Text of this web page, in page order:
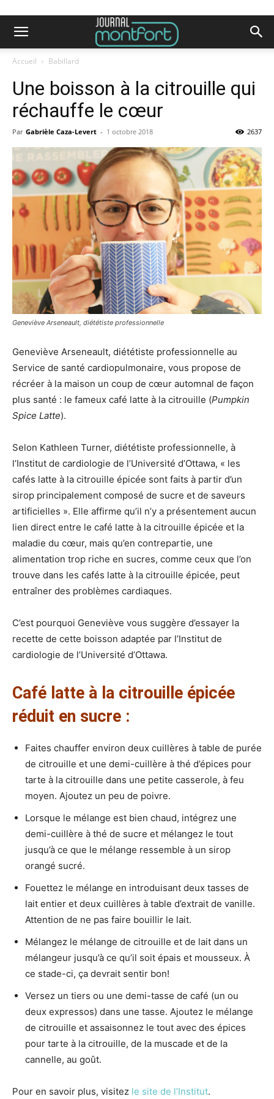
Accueil Babillard
Une boisson à la citrouille qui
réchauffe le cœur
Par Gabrièle Caza-Levert - 1 octobre 2018 2637
Geneviève Arseneault, diététiste professionnelle
Geneviève Arseneault, diététiste professionnelle au
Service de santé cardiopulmonaire, vous propose de
récréer à la maison un coup de cœur automnal de façon
plus santé : le fameux café latte à la citrouille (Pumpkin
Spice Latte).
Selon Kathleen Turner, diététiste professionnelle, à
l’Institut de cardiologie de l’Université d’Ottawa, « les
cafés latte à la citrouille épicée sont faits à partir d’un
sirop principalement composé de sucre et de saveurs
artificielles ». Elle affirme qu’il n’y a présentement aucun
lien direct entre le café latte à la citrouille épicée et la
maladie du cœur, mais qu’en contrepartie, une
alimentation trop riche en sucres, comme ceux que l’on
trouve dans les cafés latte à la citrouille épicée, peut
entraîner des problèmes cardiaques.
C’est pourquoi Geneviève vous suggère d’essayer la
recette de cette boisson adaptée par l’Institut de
cardiologie de l’Université d’Ottawa.
Café latte à la citrouille épicée
réduit en sucre :
Faites chauffer environ deux cuillères à table de purée
de citrouille et une demi-cuillère à thé d’épices pour
tarte à la citrouille dans une petite casserole, à feu
moyen. Ajoutez un peu de poivre.
Lorsque le mélange est bien chaud, intégrez une
demi-cuillère à thé de sucre et mélangez le tout
jusqu’à ce que le mélange ressemble à un sirop
orangé sucré.
Fouettez le mélange en introduisant deux tasses de
lait entier et deux cuillères à table d’extrait de vanille.
Attention de ne pas faire bouillir le lait.
Mélangez le mélange de citrouille et de lait dans un
mélangeur jusqu’à ce qu’il soit épais et mousseux. À
ce stade-ci, ça devrait sentir bon!
Versez un tiers ou une demi-tasse de café (un ou
deux expressos) dans une tasse. Ajoutez le mélange
de citrouille et assaisonnez le tout avec des épices
pour tarte à la citrouille, de la muscade et de la
cannelle, au goût.
Pour en savoir plus, visitez le site de l’Institut.